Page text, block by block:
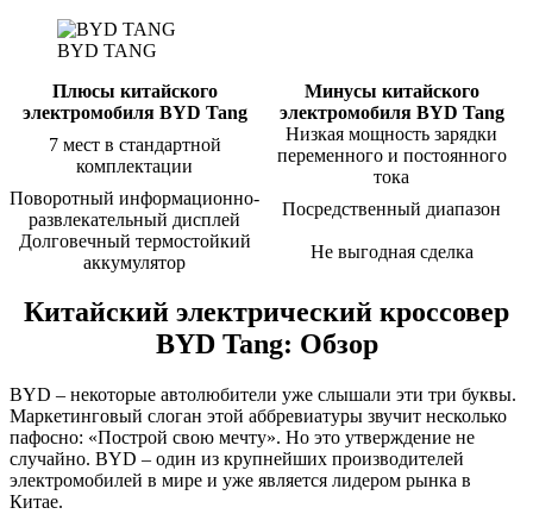
BYD TANG
Плюсы китайского
электромобиля BYD Tang
Минусы китайского
электромобиля BYD Tang
7 мест в стандартной
комплектации
Низкая мощность зарядки
переменного и постоянного
тока
Поворотный информационно-
развлекательный дисплей
Посредственный диапазон
Долговечный термостойкий
аккумулятор
Не выгодная сделка
Китайский электрический кроссовер
BYD Tang: Обзор
BYD – некоторые автолюбители уже слышали эти три буквы.
Маркетинговый слоган этой аббревиатуры звучит несколько
пафосно: «Построй свою мечту». Но это утверждение не
случайно. BYD – один из крупнейших производителей
электромобилей в мире и уже является лидером рынка в
Китае.